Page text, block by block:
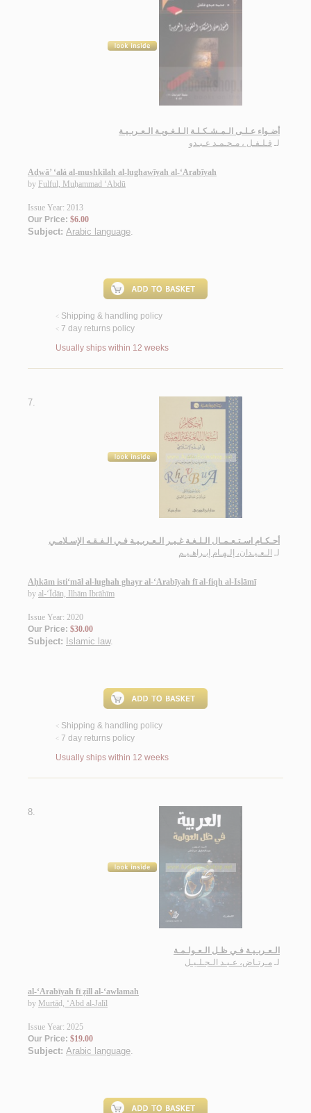
أضـواء عـلـى الـمـشـكـلـة الـلـغـويـة الـعـربـيـة
لـ فـلـفـل ، مـحـمـد عـبـدو
Aḍwā’ ‘alá al-mushkilah al-lughawīyah al-‘Arabīyah
by Fulful, Muḥammad ‘Abdū
Issue Year: 2013
Our Price: $6.00
Subject: Arabic language.
< Shipping & handling policy
< 7 day returns policy
Usually ships within 12 weeks
7.
أحـكـام اسـتـعـمـال الـلـغـة غـيـر الـعـربـيـة فـي الـفـقـه الإسـلامـي
لـ الـعـيـدان، إلـهـام إبـراهـيـم
Aḥkām isti‘māl al-lughah ghayr al-‘Arabīyah fī al-fiqh al-Islāmī
by al-‘Īdān, Ilhām Ibrāhīm
Issue Year: 2020
Our Price: $30.00
Subject: Islamic law.
< Shipping & handling policy
< 7 day returns policy
Usually ships within 12 weeks
8.
الـعـربـيـة فـي ظـل الـعـولـمـة
لـ مـرتـاض، عـبـد الـجـلـيـل
al-‘Arabīyah fī ẓill al-‘awlamah
by Murtāḍ, ‘Abd al-Jalīl
Issue Year: 2025
Our Price: $19.00
Subject: Arabic language.